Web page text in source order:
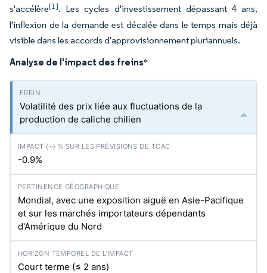
s'accélère[1]. Les cycles d'investissement dépassant 4 ans,
l'inflexion de la demande est décalée dans le temps mais déjà
visible dans les accords d'approvisionnement pluriannuels.
Analyse de l'impact des freins*
Volatilité des prix liée aux fluctuations de la
production de caliche chilien
-0.9%
Mondial, avec une exposition aiguë en Asie-Pacifique
et sur les marchés importateurs dépendants
d'Amérique du Nord
Court terme (≤ 2 ans)